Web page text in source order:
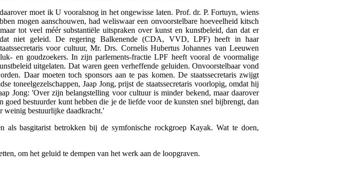
moet ik U vooralsnog in het ongewisse laten. Prof. dr. P. Fortuyn, wiens
mogen aanschouwen, had weliswaar een onvoorstelbare hoeveelheid kitsch
tot veel méér substantiële uitspraken over kunst en kunstbeleid, dan dat er
niet geleid. De regering Balkenende (CDA, VVD, LPF) heeft in haar
voor cultuur, Mr. Drs. Cornelis Hubertus Johannes van Leeuwen
en goudzoekers. In zijn parlements-fractie LPF heeft vooral de voormalige
uitgelaten. Dat waren geen verheffende geluiden. Onvoorstelbaar vond
Daar moeten toch sponsors aan te pas komen. De staatssecretaris zwijgt
toneelgezelschappen, Jaap Jong, prijst de staatssecretaris voorlopig, omdat hij
Jong: 'Over zijn belangstelling voor cultuur is minder bekend, maar daarover
bestuurder kunt hebben die je de liefde voor de kunsten snel bijbrengt, dan
weinig bestuurlijke daadkracht.'
als basgitarist betrokken bij de symfonische rockgroep Kayak. Wat te doen,
om het geluid te dempen van het werk aan de loopgraven.